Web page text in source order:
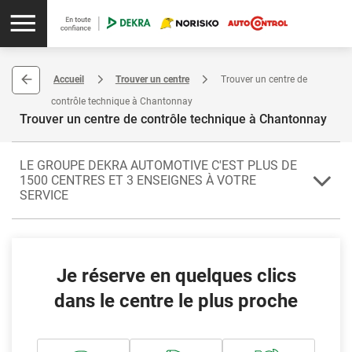
Accueil Trouver un centre
Trouver un centre de
contrôle technique à Chantonnay
Trouver un centre de contrôle technique à Chantonnay
LE GROUPE DEKRA AUTOMOTIVE C'EST PLUS DE
1500 CENTRES ET 3 ENSEIGNES À VOTRE
SERVICE
département de la Vendée, Chantonnay est localisée dans les Pays
de la Loire.
Votre centre vous propose le contrôle technique complémentaire, le
ligne dans l'espace client) ou Contrôle PASS (contrôle technique
Je réserve en quelques clics
dans le centre le plus proche